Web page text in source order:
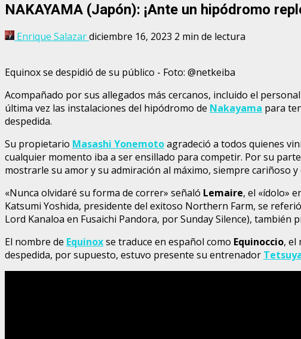
NAKAYAMA (Japón): ¡Ante un hipódromo
Enrique Salazardiciembre 16, 2023 2 min de lectura
Equinox se despidió de su público - Foto: @netkeiba
Acompañado por sus allegados más cercanos, incluido el
última vez las instalaciones del hipódromo de Nakayama para
despedida.
Su propietario Masashi Yonemotoagradeció a todos quienes
cualquier momento iba a ser ensillado para competir. Por su
mostrarle su amor y su admiración al máximo, siempre cariñoso
«Nunca olvidaré su forma de correr» señaló Lemaire, el «ídolo»
Katsumi Yoshida, presidente del exitoso Northern Farm, se
Lord Kanaloa en Fusaichi Pandora, por Sunday Silence), también
El nombre de Equinoxse traduce en español como Equinoccio, el
despedida, por supuesto, estuvo presente su entrenador